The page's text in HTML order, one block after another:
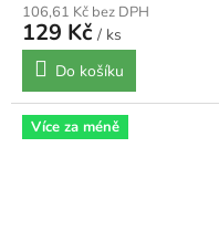
106,61 Kč bez DPH
129 Kč / ks
Do košíku
Více za méně